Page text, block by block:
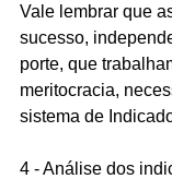
Vale lembrar que
sucesso,
porte, que
meritocracia,
sistema de
4 - Análise dos